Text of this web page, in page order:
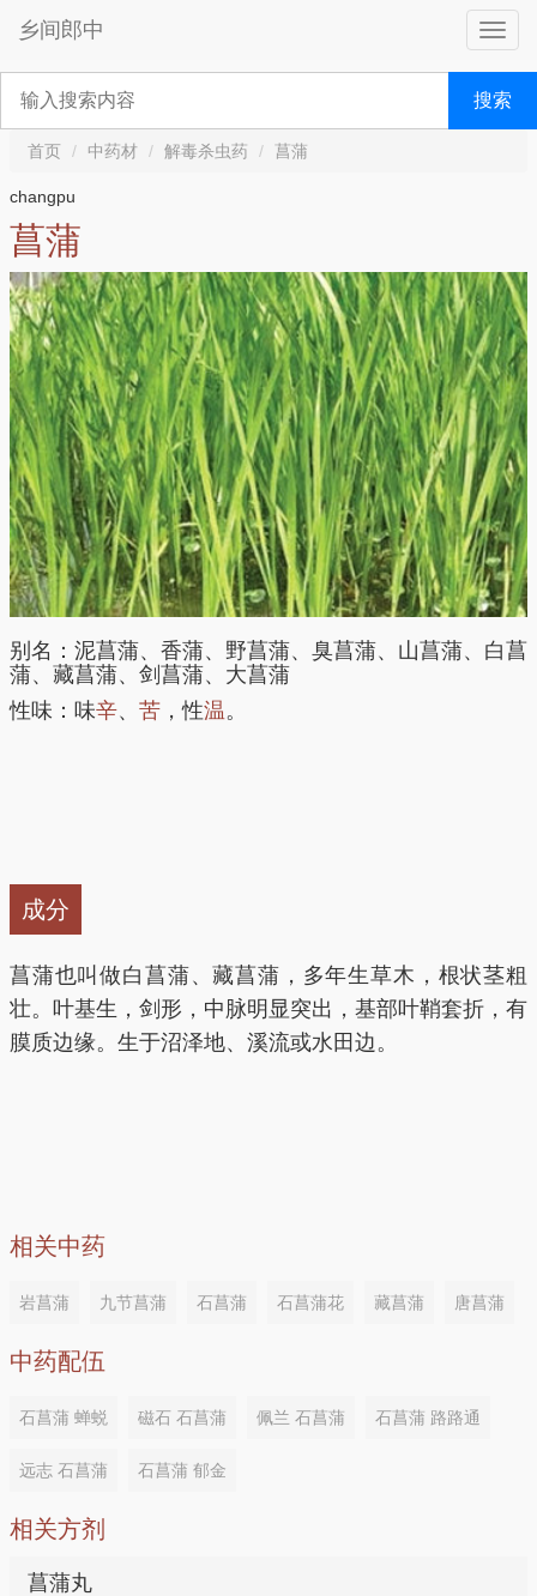
乡间郎中
搜索
首页 中药材 解毒杀虫药 菖蒲
changpu
菖蒲
别名：泥菖蒲、香蒲、野菖蒲、臭菖蒲、山菖蒲、白菖
蒲、藏菖蒲、剑菖蒲、大菖蒲
性味：味辛、 苦 ，性温。
成分
菖蒲也叫做白菖蒲、藏菖蒲，多年生草木，根状茎粗
壮。叶基生，剑形，中脉明显突出，基部叶鞘套折，有
膜质边缘。生于沼泽地、溪流或水田边。
相关中药
岩菖蒲 九节菖蒲 石菖蒲 石菖蒲花 藏菖蒲 唐菖蒲
中药配伍
石菖蒲 蝉蜕 磁石 石菖蒲 佩兰 石菖蒲 石菖蒲 路路通
远志 石菖蒲 石菖蒲 郁金
相关方剂
菖蒲丸